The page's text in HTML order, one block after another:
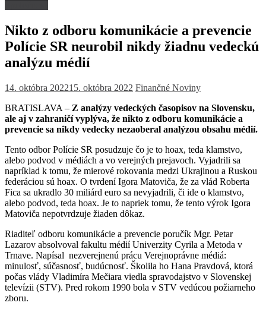
Nikto z odboru komunikácie a prevencie
Polície SR neurobil nikdy žiadnu vedeckú
analýzu médií
14. októbra 202215. októbra 2022 Finančné Noviny
BRATISLAVA – Z analýzy vedeckých časopisov na Slovensku,
ale aj v zahraničí vyplýva, že nikto z odboru komunikácie a
prevencie sa nikdy vedecky nezaoberal analýzou obsahu médií.
Tento odbor Polície SR posudzuje čo je to hoax, teda klamstvo,
alebo podvod v médiách a vo verejných prejavoch. Vyjadrili sa
napríklad k tomu, že mierové rokovania medzi Ukrajinou a Ruskou
federáciou sú hoax. O tvrdení Igora Matoviča, že za vlád Roberta
Fica sa ukradlo 30 miliárd euro sa nevyjadrili, či ide o klamstvo,
alebo podvod, teda hoax. Je to napriek tomu, že tento výrok Igora
Matoviča nepotvrdzuje žiaden dôkaz.
Riaditeľ odboru komunikácie a prevencie poručík Mgr. Petar
Lazarov absolvoval fakultu médií Univerzity Cyrila a Metoda v
Trnave. Napísal nezverejnenú prácu Verejnoprávne médiá:
minulosť, súčasnosť, budúcnosť. Školila ho Hana Pravdová, ktorá
počas vlády Vladimíra Mečiara viedla spravodajstvo v Slovenskej
televízii (STV). Pred rokom 1990 bola v STV vedúcou požiarneho
zboru.